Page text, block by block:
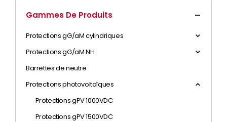
Gammes De Produits
Protections gG/aM cylindriques
Protections gG/aM NH
Barrettes de neutre
Protections photovoltaïques
Protections gPV 1000VDC
Protections gPV 1500VDC